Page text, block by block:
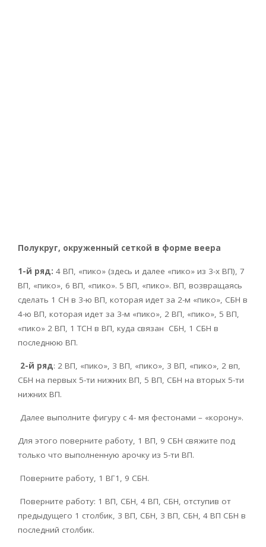
Полукруг, окруженный сеткой в форме веера
1-й ряд: 4 ВП, «пико» (здесь и далее «пико» из 3-х ВП), 7
ВП, «пико», 6 ВП, «пико». 5 ВП, «пико». ВП, возвращаясь
сделать 1 СН в 3-ю ВП, которая идет за 2-м «пико», СБН в
4-ю ВП, которая идет за 3-м «пико», 2 ВП, «пико», 5 ВП,
«пико» 2 ВП, 1 ТСН в ВП, куда связан СБН, 1 СБН в
последнюю ВП.
2-й ряд: 2 ВП, «пико», 3 ВП, «пико», 3 ВП, «пико», 2 вп,
СБН на первых 5-ти нижних ВП, 5 ВП, СБН на вторых 5-ти
нижних ВП.
Далее выполните фигуру с 4- мя фестонами – «корону».
Для этого поверните работу, 1 ВП, 9 СБН свяжите под
только что выполненную арочку из 5-ти ВП.
Поверните работу, 1 ВГ1, 9 СБН.
Поверните работу: 1 ВП, СБН, 4 ВП, СБН, отступив от
предыдущего 1 столбик, 3 ВП, СБН, 3 ВП, СБН, 4 ВП СБН в
последний столбик.